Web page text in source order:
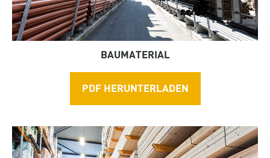
Vorfabrikation nach Wunsch
BAUMATERIAL
PDF HERUNTERLADEN